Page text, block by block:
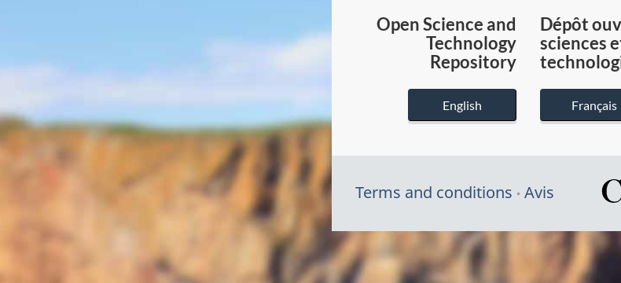
du
Open Science and
Technology
Repository
English
Dépôt
sciences
Français
Terms and conditions Avis